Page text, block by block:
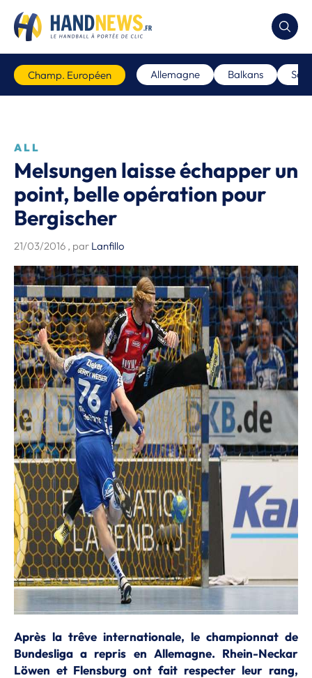
Champ. Européen Allemagne Balkans
ALL
Melsungen laisse échapper un
point, belle opération pour
Bergischer
21/03/2016 , par Lanfillo
Après la trêve internationale, le championnat de
Bundesliga a repris en Allemagne. Rhein-Neckar
Löwen et Flensburg ont fait respecter leur rang,